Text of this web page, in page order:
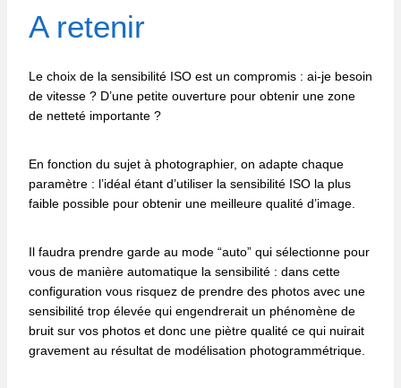
A retenir
Le choix de la sensibilité ISO est un compromis : ai-je besoin
de vitesse ? D’une petite ouverture pour obtenir une zone
de netteté importante ?
En fonction du sujet à photographier, on adapte chaque
paramètre : l’idéal étant d’utiliser la sensibilité ISO la plus
faible possible pour obtenir une meilleure qualité d’image.
Il faudra prendre garde au mode “auto” qui sélectionne pour
vous de manière automatique la sensibilité : dans cette
configuration vous risquez de prendre des photos avec une
sensibilité trop élevée qui engendrerait un phénomène de
bruit sur vos photos et donc une piètre qualité ce qui nuirait
gravement au résultat de modélisation photogrammétrique.